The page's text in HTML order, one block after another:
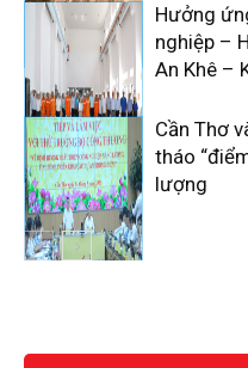
Hưởng
nghiệp –
An Khê –
Cần Thơ
tháo
lượng